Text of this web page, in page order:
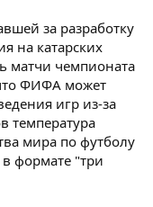
за разработку
на катарских
матчи чемпионата
ФИФА может
игр из-за
температура
мира по футболу
в формате "три